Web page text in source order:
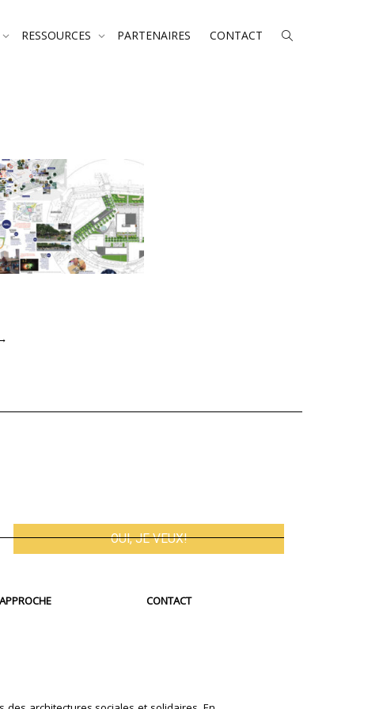
RESSOURCES PARTENAIRES CONTACT
APPROCHE CONTACT